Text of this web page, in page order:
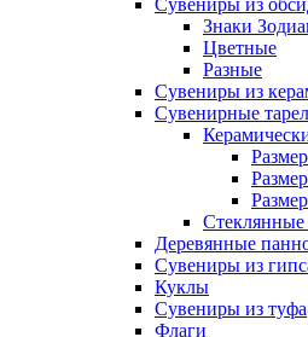
Сувениры из
Знаки
Цветные
Разные
Сувениры из
Сувенирные
Стеклянные
Деревянные
Сувениры из
Куклы
Сувениры из туфа
Флаги